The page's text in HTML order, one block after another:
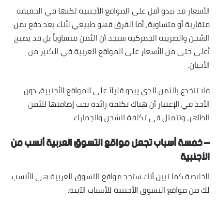
الأسعار قد تبدو أقل على المواقع الأجنبية لكنها في الحقيقة
متقاربة أو متساوية، أما الفرق فهو طبيعي لأنك بعد دفع ثمن
الشحن والضريبة الجمركية ستجد أن الثمن متساوياً بل قد يصبح
أعلى حتى من الأسعار على المواقع العربية في الكثير من
الأحيان.
فلا تنخدع بالثمن الذي يبدو قليلاً على المواقع الأجنبية، دون
الأخذ في الإعتبار أن هناك تكلفة زائدة يجب إضافتها للثمن
الظاهر، وتتمثل في تكلفة الشحن والجمارك.
– خمسة أسباب تجعل مواقع التسوق العربية أنسب من
الأجنبية
الخلاصة كما تبين أنك ستجد مواقع التسوق العربية هي الأنسب
لك من مواقع التسوق الأجنبية للأسباب الآتية: